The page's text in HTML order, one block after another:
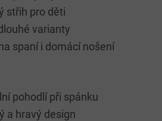
střih pro děti
varianty
spaní i domácí nošení
pohodlí při spánku
a hravý design